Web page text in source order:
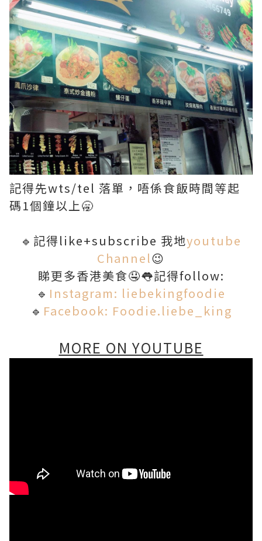
記得先wts/tel 落單，唔係食飯時間等起
碼1個鐘以上🥱
🔹記得like+subscribe 我地youtube
Channel😉
睇更多香港美食🤤👅記得follow:
🔹 Instagram: liebekingfoodie
🔹 Facebook: Foodie.liebe_king
MORE ON YOUTUBE